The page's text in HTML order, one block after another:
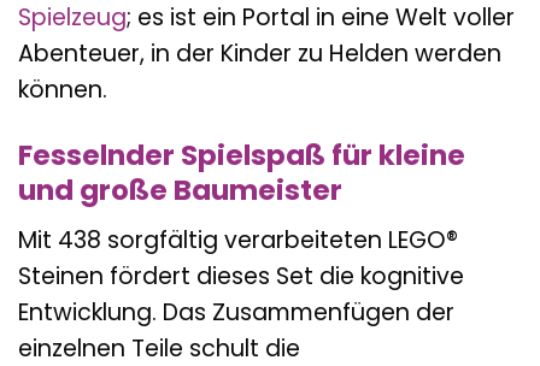
Spielzeug; es ist ein Portal in eine Welt voller
Abenteuer, in der Kinder zu Helden werden
können.
Fesselnder Spielspaß für kleine
und große Baumeister
Mit 438 sorgfältig verarbeiteten LEGO®
Steinen fördert dieses Set die kognitive
Entwicklung. Das Zusammenfügen der
einzelnen Teile schult die